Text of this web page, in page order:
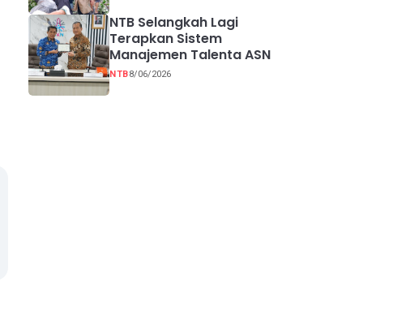
NTB Selangkah Lagi
Terapkan Sistem
Manajemen Talenta ASN
NTB8/06/2026